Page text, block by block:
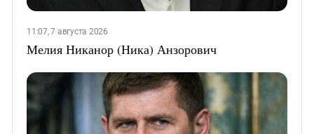
11:07, 7 августа 2026
Мелия Никанор (Ника) Анзорович